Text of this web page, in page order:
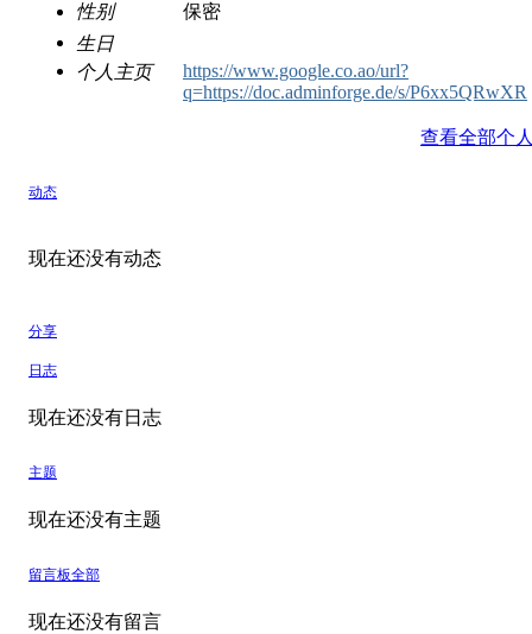
性别
保密
生日
个人主页
https://www.google.co.ao/url?
q=https://doc.adminforge.de/s/P6xx5QRwXR
查看全部个
动态
现在还没有动态
分享
日志
现在还没有日志
主题
现在还没有主题
留言板全部
现在还没有留言